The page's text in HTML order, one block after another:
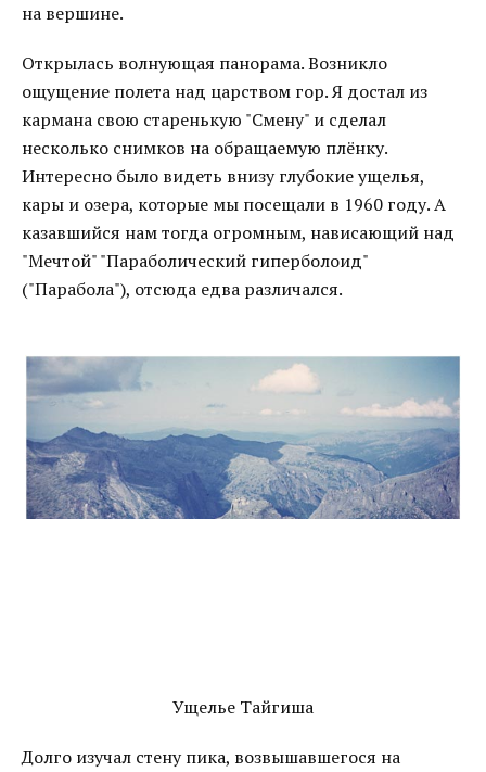
на вершине.
Открылась волнующая панорама. Возникло
ощущение полета над царством гор. Я достал из
кармана свою старенькую "Смену" и сделал
несколько снимков на обращаемую плёнку.
Интересно было видеть внизу глубокие ущелья,
кары и озера, которые мы посещали в 1960 году. А
казавшийся нам тогда огромным, нависающий над
"Мечтой" "Параболический гиперболоид"
("Парабола"), отсюда едва различался.
Ущелье Тайгиша
Долго изучал стену пика, возвышавшегося на